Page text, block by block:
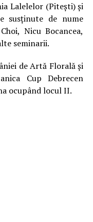
Lalelelor (Pitești) și
susținute de nume
Nicu Bocancea,
seminarii.
de Artă Florală și
Cup Debrecen
ocupând locul II.